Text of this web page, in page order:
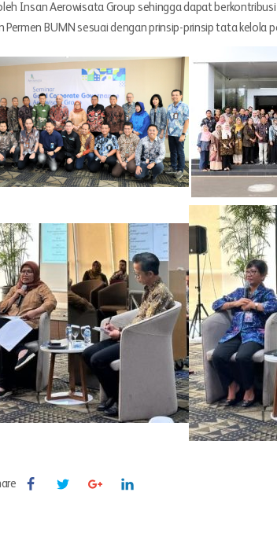
Insan Aerowisata Group sehingga dapat
Permen BUMN sesuai dengan prinsip-prinsip tata kelola